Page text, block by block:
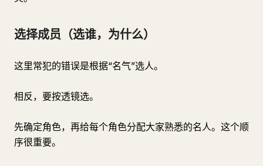
选择成员（选谁，为什么）
这里常犯的错误是根据“名气”选人。
相反，要按透镜选。
先确定角色，再给每个角色分配大家熟悉的名人。这个顺
序很重要。